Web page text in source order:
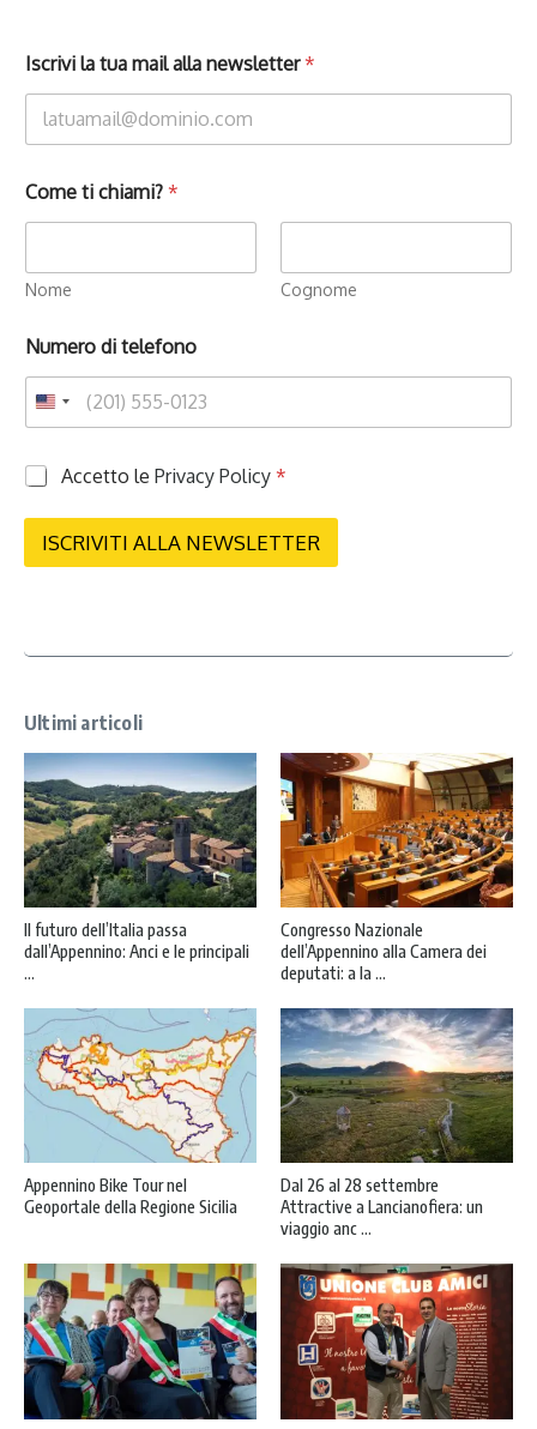
Iscrivi la tua mail alla newsletter*
Come ti chiami? *
Nome Cognome
Numero di telefono
P
i
a
Accetto le Privacy Policy *
ISCRIVITI ALLA NEWSLETTER
Ultimi articoli
Il futuro dell’Italia passa
dall’Appennino: Anci e le principali
...
Congresso Nazionale
dell’Appennino alla Camera dei
deputati: a la ...
Appennino Bike Tour nel
Geoportale della Regione Sicilia
Dal 26 al 28 settembre
Attractive a Lancianofiera: un
viaggio anc ...